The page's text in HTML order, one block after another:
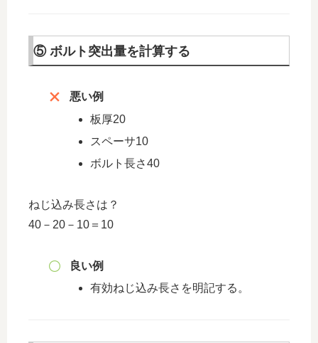
⑤ ボルト突出量を計算する
悪い例
板厚20
スペーサ10
ボルト長さ40
ねじ込み長さは？
40－20－10＝10
良い例
有効ねじ込み長さを明記する。